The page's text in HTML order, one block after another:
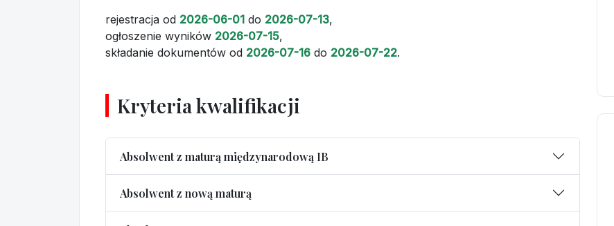
rejestracja od 2026-06-01 do 2026-07-13,
ogłoszenie wyników 2026-07-15,
składanie dokumentów od 2026-07-16 do 2026-07-22.
Kryteria kwalifikacji
Absolwent z maturą międzynarodową IB
Absolwent z nową maturą